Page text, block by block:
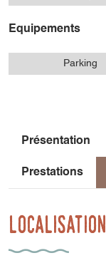
Equipements
Parking
Présentation
Prestations
Localisation